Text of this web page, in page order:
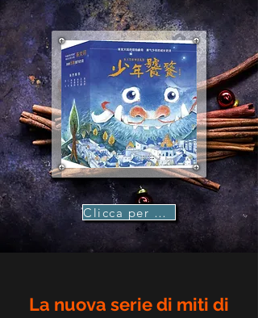
Clicca per comprare
La nuova serie di miti di